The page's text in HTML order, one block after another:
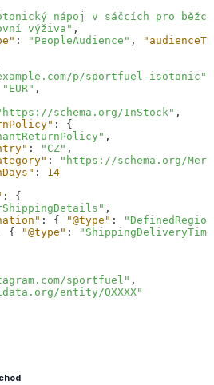
nápoj v sáčcích pro běžce
výživa"
: "PeopleAudience" ,
p/sportfuel-isotonic"
"EUR"
schema.org/InStock"
: "CZ"
:
"https://schema.org/
: 14
: { "@type" :
{ "@type" :
sportfuel"
entity/QXXXX"